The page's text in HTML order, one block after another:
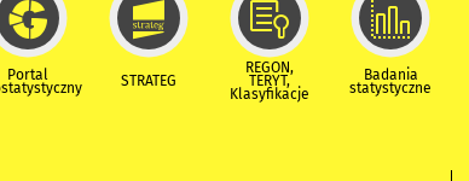
Portal STRATEG
REGON,
TERYT,
Klasyfikacje
Badania
statystyczne